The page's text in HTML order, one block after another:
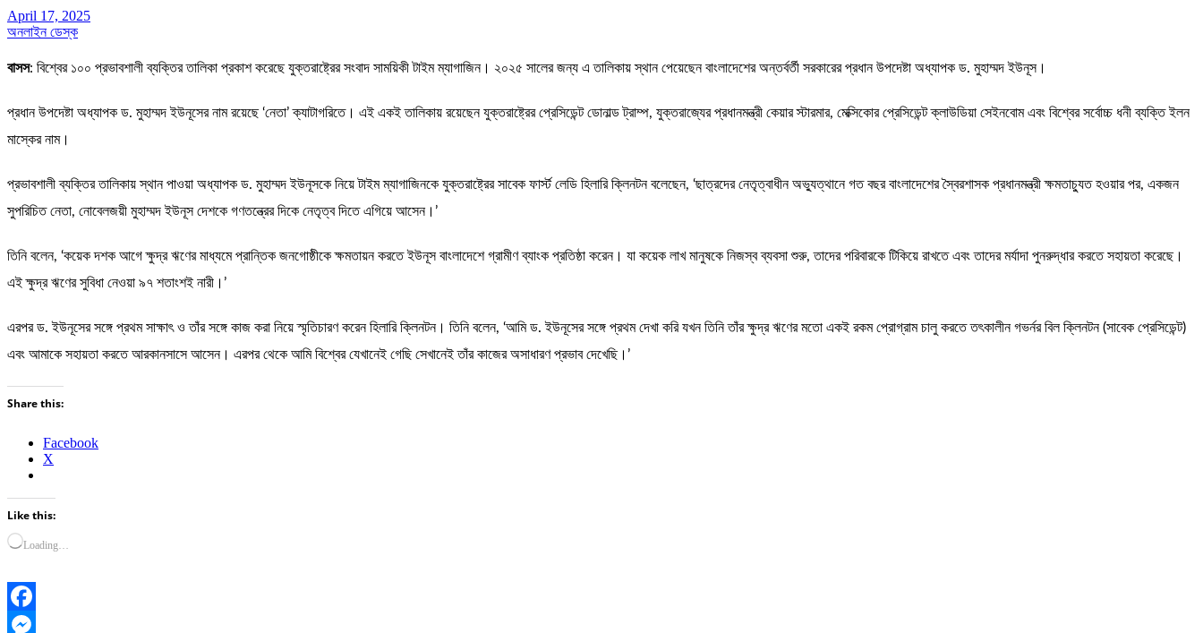
April 17, 2025
অনলাইন ডেস্ক
বাসস: বিশ্বের ১০০ প্রভাবশালী ব্যক্তির তালিকা প্রকাশ করেছে যুক্তরাষ্ট্রের সংবাদ সাময়িকী টাইম ম্যাগাজিন। ২০২৫ সালের জন্য এ তালিকায় স্থান পেয়েছেন বাংলাদেশের অন্তর্বর্তী সরকারের প্রধান উপদেষ্টা অধ্যাপক ড. মুহাম্মদ ইউনূস।
প্রধান উপদেষ্টা অধ্যাপক ড. মুহাম্মদ ইউনূসের নাম রয়েছে ‘নেতা’ ক্যাটাগরিতে। এই একই তালিকায় রয়েছেন যুক্তরাষ্ট্রের প্রেসিডেন্ট ডোনাল্ড ট্রাম্প, যুক্তরাজ্যের প্রধানমন্ত্রী কেয়ার স্টারমার, মেক্সিকোর প্রেসিডেন্ট ক্লাউডিয়া সেইনবোম এবং বিশ্বের সর্বোচ্চ ধনী ব্যক্তি ইলন
মাস্কের নাম।
প্রভাবশালী ব্যক্তির তালিকায় স্থান পাওয়া অধ্যাপক ড. মুহাম্মদ ইউনূসকে নিয়ে টাইম ম্যাগাজিনকে যুক্তরাষ্ট্রের সাবেক ফার্স্ট লেডি হিলারি ক্লিনটন বলেছেন, ‘ছাত্রদের নেতৃত্বাধীন অভ্যুত্থানে গত বছর বাংলাদেশের স্বৈরশাসক প্রধানমন্ত্রী ক্ষমতাচ্যুত হওয়ার পর, একজন
সুপরিচিত নেতা, নোবেলজয়ী মুহাম্মদ ইউনূস দেশকে গণতন্ত্রের দিকে নেতৃত্ব দিতে এগিয়ে আসেন।’
তিনি বলেন, ‘কয়েক দশক আগে ক্ষুদ্র ঋণের মাধ্যমে প্রান্তিক জনগোষ্ঠীকে ক্ষমতায়ন করতে ইউনূস বাংলাদেশে গ্রামীণ ব্যাংক প্রতিষ্ঠা করেন। যা কয়েক লাখ মানুষকে নিজস্ব ব্যবসা শুরু, তাদের পরিবারকে টিকিয়ে রাখতে এবং তাদের মর্যাদা পুনরুদ্ধার করতে সহায়তা করেছে।
এই ক্ষুদ্র ঋণের সুবিধা নেওয়া ৯৭ শতাংশই নারী।’
এরপর ড. ইউনূসের সঙ্গে প্রথম সাক্ষাৎ ও তাঁর সঙ্গে কাজ করা নিয়ে স্মৃতিচারণ করেন হিলারি ক্লিনটন। তিনি বলেন, ‘আমি ড. ইউনূসের সঙ্গে প্রথম দেখা করি যখন তিনি তাঁর ক্ষুদ্র ঋণের মতো একই রকম প্রোগ্রাম চালু করতে তৎকালীন গভর্নর বিল ক্লিনটন (সাবেক প্রেসিডেন্ট)
এবং আমাকে সহায়তা করতে আরকানসাসে আসেন। এরপর থেকে আমি বিশ্বের যেখানেই গেছি সেখানেই তাঁর কাজের অসাধারণ প্রভাব দেখেছি।’
Share this:
Facebook
X
Like this:
Loading…
Facebook